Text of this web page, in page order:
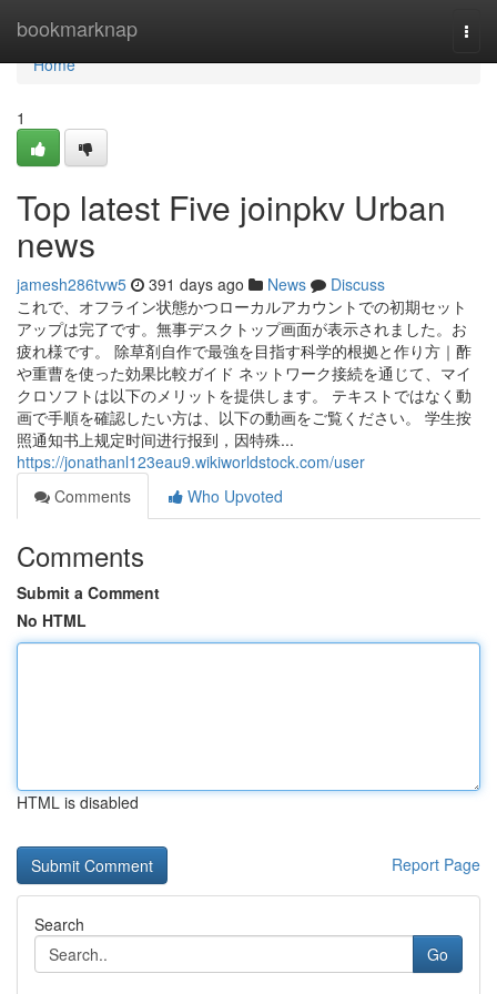
bookmarknap
Home
Home
1
Top latest Five joinpkv Urban
news
jamesh286tvw5 391 days ago News
Discuss
これで、オフライン状態かつローカルアカウントでの初期セット
アップは完了です。無事デスクトップ画面が表示されました。お
疲れ様です。 除草剤自作で最強を目指す科学的根拠と作り方｜酢
や重曹を使った効果比較ガイド ネットワーク接続を通じて、マイ
クロソフトは以下のメリットを提供します。 テキストではなく動
画で手順を確認したい方は、以下の動画をご覧ください。 学生按
照通知书上规定时间进行报到，因特殊...
https://jonathanl123eau9.wikiworldstock.com/user
Comments
Who Upvoted
Comments
Submit a Comment
No HTML
HTML is disabled
Report Page
Search
Go